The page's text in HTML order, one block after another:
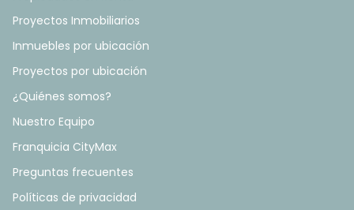
Proyectos Inmobiliarios
Inmuebles por ubicación
Proyectos por ubicación
¿Quiénes somos?
Nuestro Equipo
Franquicia CityMax
Preguntas frecuentes
Políticas de privacidad